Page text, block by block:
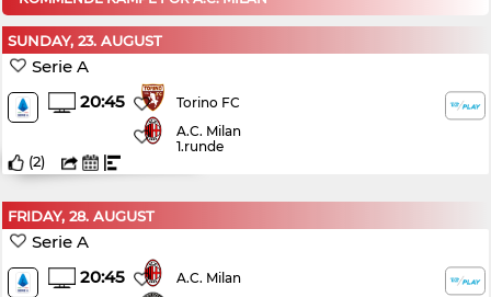
SUNDAY, 23. AUGUST
Serie A
20:45
Torino FC
A.C. Milan
1.runde
(2)
FRIDAY, 28. AUGUST
Serie A
20:45
A.C. Milan